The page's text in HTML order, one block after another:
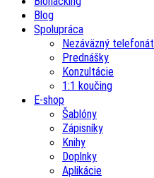
Blog
Spolupráca
Nezáväzný telefonát
Prednášky
Konzultácie
1:1 koučing
E-shop
Šablóny
Zápisníky
Knihy
Doplnky
Aplikácie